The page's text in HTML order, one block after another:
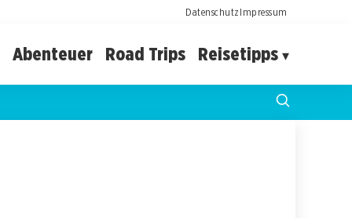
DatenschutzImpressum
Abenteuer Road Trips Reisetipps